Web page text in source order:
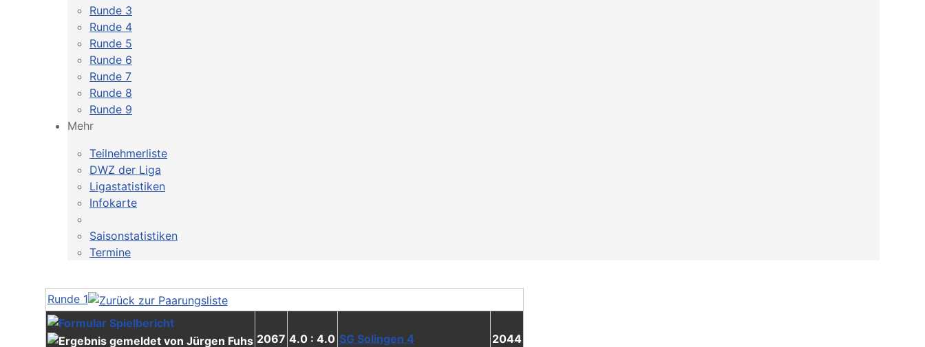
Runde 3
Runde 4
Runde 5
Runde 6
Runde 7
Runde 8
Runde 9
Mehr
Teilnehmerliste
DWZ der Liga
Ligastatistiken
Infokarte
Saisonstatistiken
Termine
Runde 1
2067 4.0 : 4.0 SG Solingen 4 2044